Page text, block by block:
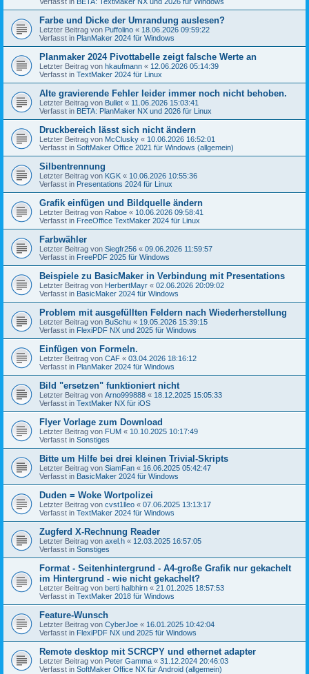
Farbe und Dicke der Umrandung auslesen?
Letzter Beitrag von Puffolino « 18.06.2026 09:59:22
Verfasst in PlanMaker 2024 für Windows
Planmaker 2024 Pivottabelle zeigt falsche Werte an
Letzter Beitrag von hkaufmann « 12.06.2026 05:14:39
Verfasst in TextMaker 2024 für Linux
Alte gravierende Fehler leider immer noch nicht behoben.
Letzter Beitrag von Bullet « 11.06.2026 15:03:41
Verfasst in BETA: PlanMaker NX und 2026 für Linux
Druckbereich lässt sich nicht ändern
Letzter Beitrag von McClusky « 10.06.2026 16:52:01
Verfasst in SoftMaker Office 2021 für Windows (allgemein)
Silbentrennung
Letzter Beitrag von KGK « 10.06.2026 10:55:36
Verfasst in Presentations 2024 für Linux
Grafik einfügen und Bildquelle ändern
Letzter Beitrag von Raboe « 10.06.2026 09:58:41
Verfasst in FreeOffice TextMaker 2024 für Linux
Farbwähler
Letzter Beitrag von Siegfr256 « 09.06.2026 11:59:57
Verfasst in FreePDF 2025 für Windows
Beispiele zu BasicMaker in Verbindung mit Presentations
Letzter Beitrag von HerbertMayr « 02.06.2026 20:09:02
Verfasst in BasicMaker 2024 für Windows
Problem mit ausgefüllten Feldern nach Wiederherstellung
Letzter Beitrag von BuSchu « 19.05.2026 15:39:15
Verfasst in FlexiPDF NX und 2025 für Windows
Einfügen von Formeln.
Letzter Beitrag von CAF « 03.04.2026 18:16:12
Verfasst in PlanMaker 2024 für Windows
Bild "ersetzen" funktioniert nicht
Letzter Beitrag von Arno999888 « 18.12.2025 15:05:33
Verfasst in TextMaker NX für iOS
Flyer Vorlage zum Download
Letzter Beitrag von FUM « 10.10.2025 10:17:49
Verfasst in Sonstiges
Bitte um Hilfe bei drei kleinen Trivial-Skripts
Letzter Beitrag von SiamFan « 16.06.2025 05:42:47
Verfasst in BasicMaker 2024 für Windows
Duden = Woke Wortpolizei
Letzter Beitrag von cvst1lleo « 07.06.2025 13:13:17
Verfasst in TextMaker 2024 für Windows
Zugferd X-Rechnung Reader
Letzter Beitrag von axel.h « 12.03.2025 16:57:05
Verfasst in Sonstiges
Format - Seitenhintergrund - A4-große Grafik nur gekachelt
im Hintergrund - wie nicht gekachelt?
Letzter Beitrag von berti halbhirn « 21.01.2025 18:57:53
Verfasst in TextMaker 2018 für Windows
Feature-Wunsch
Letzter Beitrag von CyberJoe « 16.01.2025 10:42:04
Verfasst in FlexiPDF NX und 2025 für Windows
Remote desktop mit SCRCPY und ethernet adapter
Letzter Beitrag von Peter Gamma « 31.12.2024 20:46:03
Verfasst in SoftMaker Office NX für Android (allgemein)